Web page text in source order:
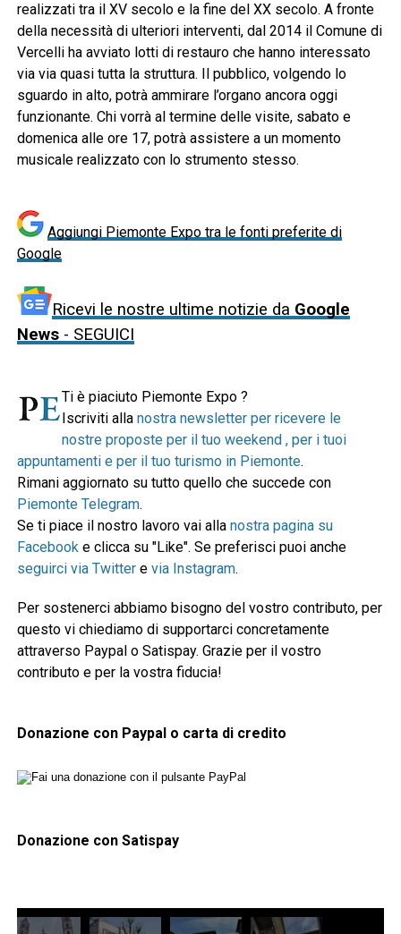
realizzati tra il XV secolo e la fine del XX secolo. A fronte
della necessità di ulteriori interventi, dal 2014 il Comune di
Vercelli ha avviato lotti di restauro che hanno interessato
via via quasi tutta la struttura. Il pubblico, volgendo lo
sguardo in alto, potrà ammirare l’organo ancora oggi
funzionante. Chi vorrà al termine delle visite, sabato e
domenica alle ore 17, potrà assistere a un momento
musicale realizzato con lo strumento stesso.
Aggiungi Piemonte Expo tra le fonti preferite di
Google
Ricevi le nostre ultime notizie da Google
News- SEGUICI
Ti è piaciuto Piemonte Expo ?
Iscriviti alla nostra newsletter per ricevere le
nostre proposte per il tuo weekend , per i tuoi
appuntamenti e per il tuo turismo in Piemonte.
Rimani aggiornato su tutto quello che succede con
Piemonte Telegram.
Se ti piace il nostro lavoro vai alla nostra pagina su
Facebooke clicca su "Like". Se preferisci puoi anche
seguirci via Twittere via Instagram.
Per sostenerci abbiamo bisogno del vostro contributo, per
questo vi chiediamo di supportarci concretamente
attraverso Paypal o Satispay. Grazie per il vostro
contributo e per la vostra fiducia!
Donazione con Paypal o carta di credito
Donazione con Satispay